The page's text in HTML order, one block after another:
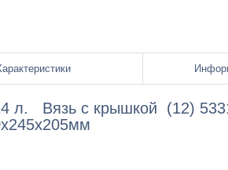
л. Вязь с крышкой (12)